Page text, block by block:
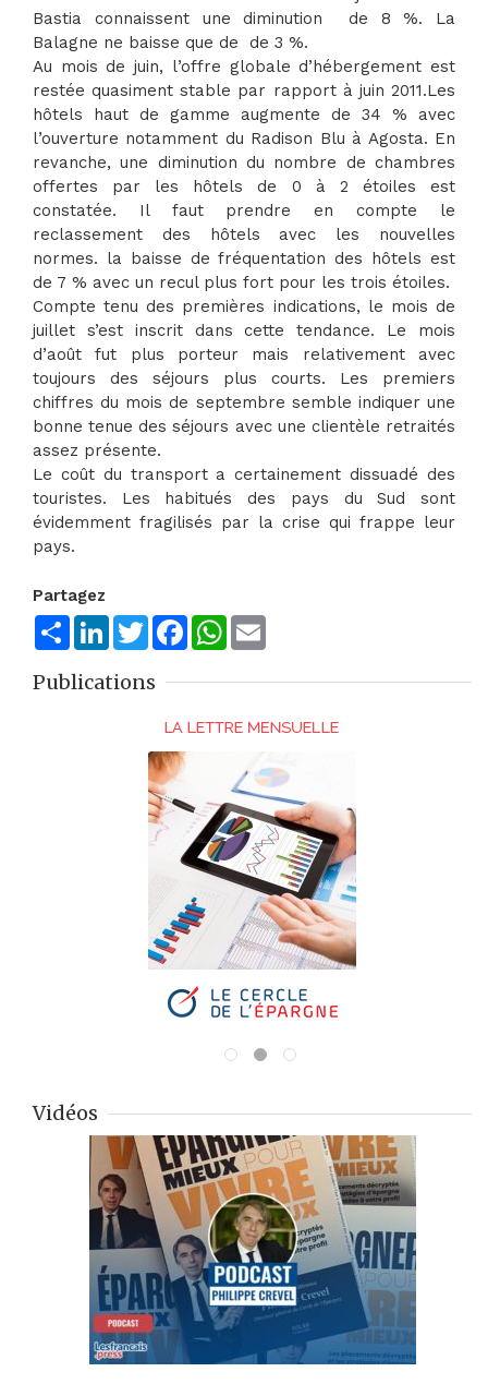
Bastia connaissent une diminution de 8 %. La
Balagne ne baisse que de de 3 %.
Au mois de juin, l’offre globale d’hébergement est
restée quasiment stable par rapport à juin 2011.Les
hôtels haut de gamme augmente de 34 % avec
l’ouverture notamment du Radison Blu à Agosta. En
revanche, une diminution du nombre de chambres
offertes par les hôtels de 0 à 2 étoiles est
constatée. Il faut prendre en compte le
reclassement des hôtels avec les nouvelles
normes. la baisse de fréquentation des hôtels est
de 7 % avec un recul plus fort pour les trois étoiles.
Compte tenu des premières indications, le mois de
juillet s’est inscrit dans cette tendance. Le mois
d’août fut plus porteur mais relativement avec
toujours des séjours plus courts. Les premiers
chiffres du mois de septembre semble indiquer une
bonne tenue des séjours avec une clientèle retraités
assez présente.
Le coût du transport a certainement dissuadé des
touristes. Les habitués des pays du Sud sont
évidemment fragilisés par la crise qui frappe leur
pays.
Partagez
ShareLinkedInTwitterFacebookWhatsApp
Publications
Vidéos